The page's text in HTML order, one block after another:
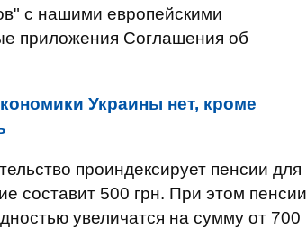
с нашими европейскими
приложения Соглашения об
Украины нет, кроме
проиндексирует пенсии для
составит 500 грн. При этом пенсии
увеличатся на сумму от 700